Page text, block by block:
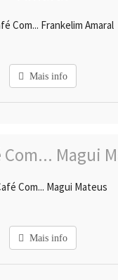
Com... Frankelim Amaral
Mais info
Com... Magui Mateus
Mais info